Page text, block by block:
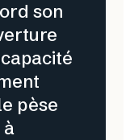
son
pèse
à